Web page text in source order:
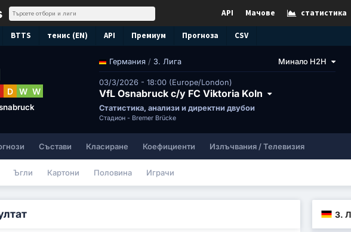
статистика
Мачове
API
BTTS тенис (EN) API Премиум Прогноза CSV
Германия / 3. Лига Минало H2H
03/3/2026 - 18:00 (Europe/London)
VfL Osnabruck с/у FC Viktoria Koln
Статистика, анализи и директни двубои
Стадион - Bremer Brücke
D W W
Състави Класиране Коефициенти Излъчвания / Телевизия
Ъгли Картони Половина Играчи
3.